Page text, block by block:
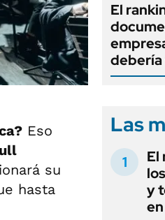
Eso
su
hasta
El
debería
Las
El
y